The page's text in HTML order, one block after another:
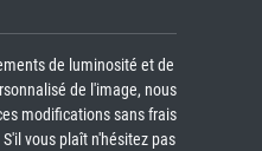
de luminosité et de
de l'image, nous
modifications sans frais
vous plaît n'hésitez pas